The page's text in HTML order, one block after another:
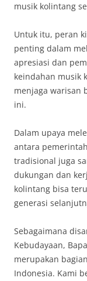
musik kolintang
Untuk itu, peran
penting dalam
apresiasi dan
keindahan musik
menjaga warisan
ini.
Dalam upaya
antara
tradisional juga
dukungan dan
kolintang bisa
generasi
Sebagaimana
Kebudayaan,
merupakan
Indonesia. Kami